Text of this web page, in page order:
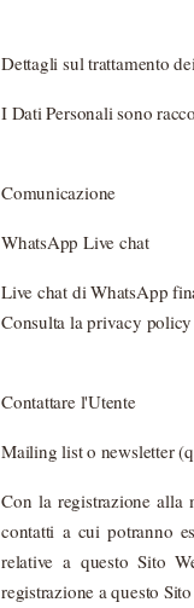
Dettagli sul trattamento
I Dati Personali sono
Comunicazione
WhatsApp Live chat
Live chat di WhatsApp
Consulta la privacy
Contattare l'Utente
Mailing list o newsletter
Con la registrazione alla
contatti a cui potranno
relative a questo Sito
registrazione a questo